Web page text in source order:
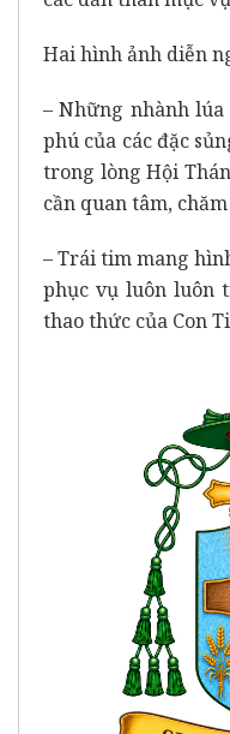
Hai hình ảnh diễn
– Những nhành
phú của các đặc
trong lòng Hội
cần quan tâm, chăm
– Trái tim mang
phục vụ luôn luôn
thao thức của Con